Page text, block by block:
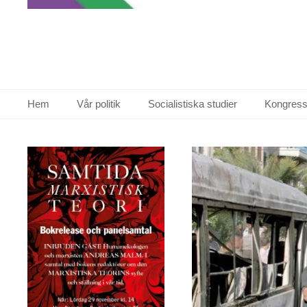
Primär meny
Hem Vår politik Socialistiska studier